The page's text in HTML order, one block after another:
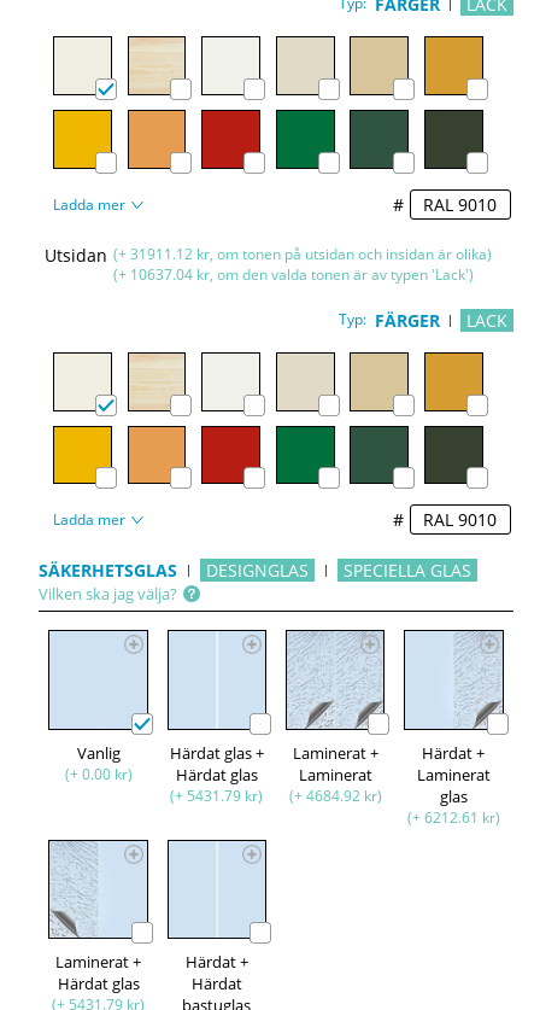
FÄRGER LACK
Ladda mer #
Utsidan (+ 31911.12 kr, om tonen på utsidan och insidan är olika)
(+ 10637.04 kr, om den valda tonen är av typen 'Lack')
Typ: FÄRGER LACK
Ladda mer #
SÄKERHETSGLAS DESIGNGLAS SPECIELLA GLAS
Vilken ska jag välja?
Vanlig
(+ 0.00 kr)
Härdat glas +
Härdat glas
(+ 5431.79 kr)
Laminerat +
Laminerat
(+ 4684.92 kr)
Härdat +
Laminerat
glas
(+ 6212.61 kr)
Laminerat +
Härdat glas
(+ 5431.79 kr)
Härdat +
Härdat
bastuglas